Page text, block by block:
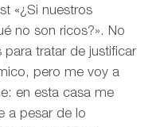
«¿Si nuestros
no son ricos?». No
tratar de justificar
pero me voy a
en esta casa me
a pesar de lo